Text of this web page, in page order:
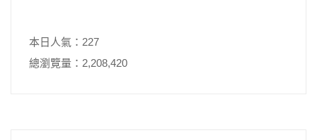
本日人氣：227
總瀏覽量：2,208,420